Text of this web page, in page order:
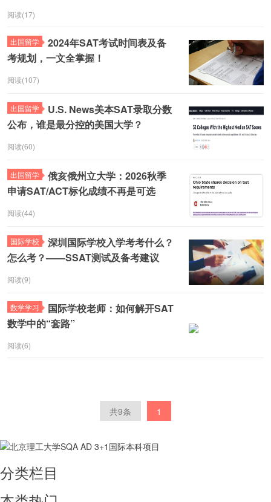
阅读(17)
出国留学
2024年SAT考试时间表及备
考规划，一文全掌握！
阅读(107)
出国留学
U.S. News美本SAT录取分数
公布，谁是最分控的美国大学？
阅读(60)
出国留学
俄亥俄州立大学：2026秋季
申请SAT/ACT标化成绩不再是可选
阅读(44)
国际学校
深圳国际学校入学考考什么？
怎么考？——SSAT测试及备考建议
阅读(9)
数学学习
国际学校老师：如何解开SAT
数学中的“套路”
阅读(6)
共9条 1
分类栏目